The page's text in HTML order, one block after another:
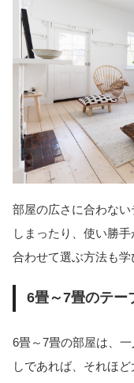
部屋の広さに合わな
しまったり、使い勝
合わせて選ぶ方法も学
6畳～7畳のテー
6畳～7畳の部屋は、
しであれば、それほ